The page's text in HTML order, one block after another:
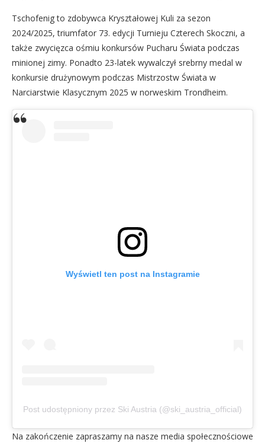
Tschofenig to zdobywca Kryształowej Kuli za sezon
2024/2025, triumfator 73. edycji Turnieju Czterech Skoczni, a
także zwycięzca ośmiu konkursów Pucharu Świata podczas
minionej zimy. Ponadto 23-latek wywalczył srebrny medal w
konkursie drużynowym podczas Mistrzostw Świata w
Narciarstwie Klasycznym 2025 w norweskim Trondheim.
Wyświetl ten post na Instagramie
Post udostępniony przez Ski Austria (@ski_austria_official)
Na zakończenie zapraszamy na nasze media społecznościowe